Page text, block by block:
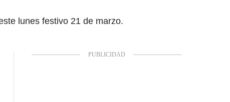
lunes festivo 21 de marzo.